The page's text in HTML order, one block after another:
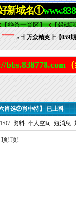
» ┫万众精英┣【059
bbs.838778.com
肖选②肖中特】 已上料
资料 个人空间 短消息
!顶!